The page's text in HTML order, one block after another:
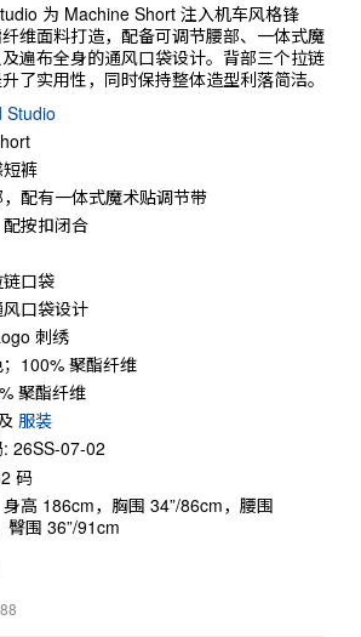
为 Machine Short 注入机车风格锋
维面料打造，配备可调节腰部、一体式魔
遍布全身的通风口袋设计。背部三个拉链
了实用性，同时保持整体造型利落简洁。
Studio
裤
配有一体式魔术贴调节带
按扣闭合
口袋
口袋设计
刺绣
100% 聚酯纤维
聚酯纤维
服装
26SS-07-02
码
高 186cm，胸围 34”/86cm，腰围
臀围 36”/91cm